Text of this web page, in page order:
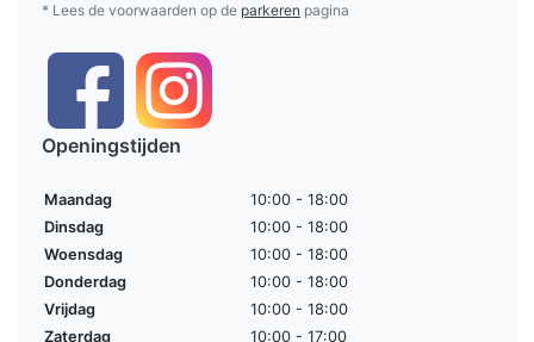
* Lees de voorwaarden op de parkeren pagina
Openingstijden
Maandag
10:00 - 18:00
Dinsdag
10:00 - 18:00
Woensdag
10:00 - 18:00
Donderdag
10:00 - 18:00
Vrijdag
10:00 - 18:00
Zaterdag
10:00 - 17:00